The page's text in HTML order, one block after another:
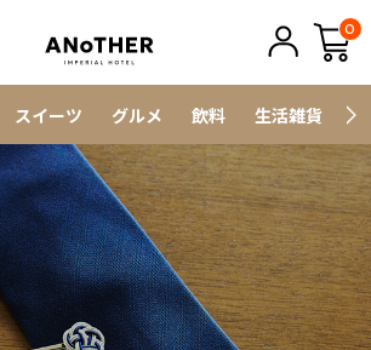
0
スイーツ グルメ 飲料 生活雑貨